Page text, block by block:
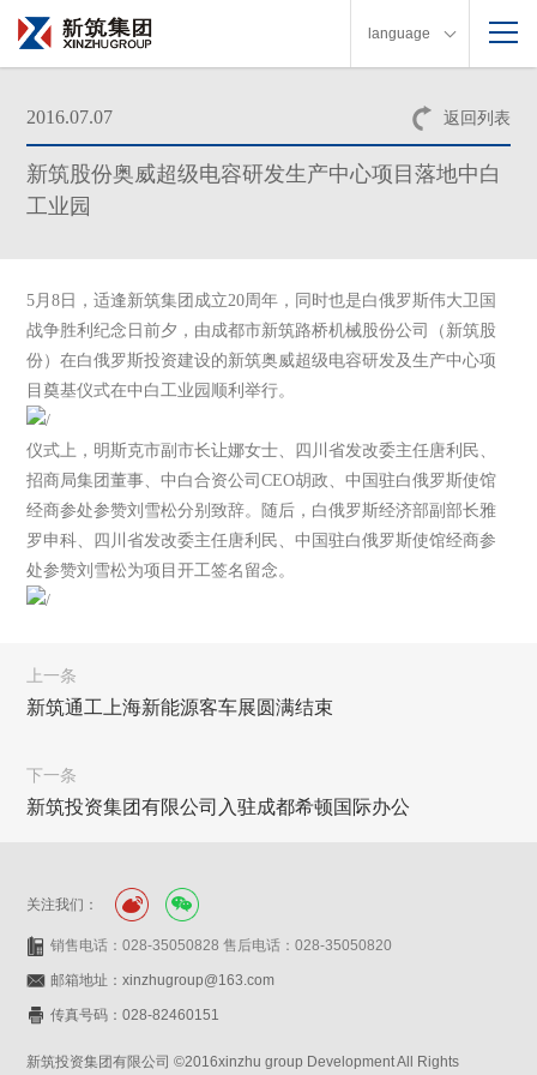
language
返回列表
2016.07.07
新筑股份奥威超级电容研发生产中心项目落地中白
工业园
5月8日，适逢新筑集团成立20周年，同时也是白俄罗斯伟大卫国
战争胜利纪念日前夕，由成都市新筑路桥机械股份公司（新筑股
份）在白俄罗斯投资建设的新筑奥威超级电容研发及生产中心项
目奠基仪式在中白工业园顺利举行。
仪式上，明斯克市副市长让娜女士、四川省发改委主任唐利民、
招商局集团董事、中白合资公司CEO胡政、中国驻白俄罗斯使馆
经商参处参赞刘雪松分别致辞。随后，白俄罗斯经济部副部长雅
罗申科、四川省发改委主任唐利民、中国驻白俄罗斯使馆经商参
处参赞刘雪松为项目开工签名留念。
上一条
新筑通工上海新能源客车展圆满结束
下一条
新筑投资集团有限公司入驻成都希顿国际办公
关注我们：
销售电话：028-35050828 售后电话：028-35050820
邮箱地址：xinzhugroup@163.com
传真号码：028-82460151
新筑投资集团有限公司 ©2016xinzhu group Development All Rights